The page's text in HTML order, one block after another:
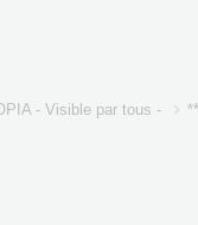
- Visible par tous -